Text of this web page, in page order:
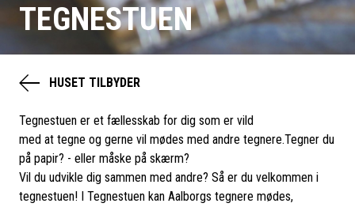
TEGNESTUEN
HUSET TILBYDER
Tegnestuen er et fællesskab for dig som er vild
med at tegne og gerne vil mødes med andre tegnere.Tegner du
på papir? - eller måske på skærm?
Vil du udvikle dig sammen med andre? Så er du velkommen i
tegnestuen! I Tegnestuen kan Aalborgs tegnere mødes,